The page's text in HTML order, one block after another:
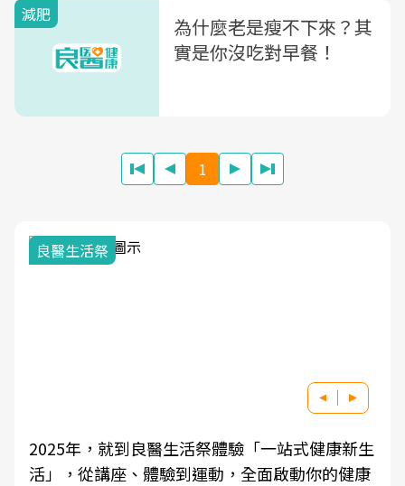
減肥
為什麼老是瘦不下來？其
實是你沒吃對早餐！
1
良醫生活祭
2025年，就到良醫生活祭體驗「一站式健康新生
活」，從講座、體驗到運動，全面啟動你的健康